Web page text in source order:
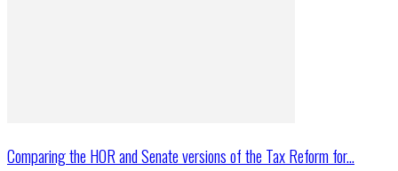
Comparing the HOR and Senate versions of the Tax Reform for...